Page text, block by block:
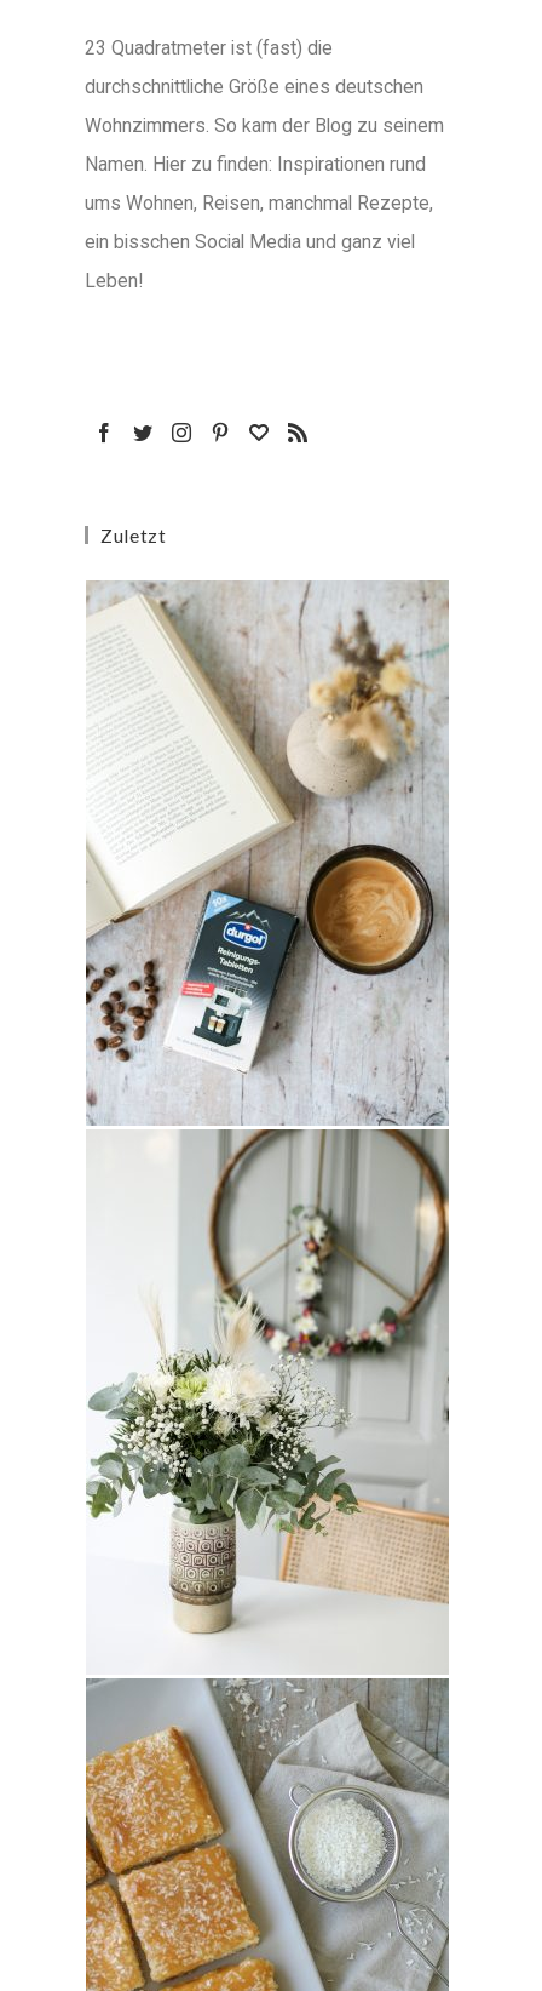
23 Quadratmeter ist (fast) die
durchschnittliche Größe eines deutschen
Wohnzimmers. So kam der Blog zu seinem
Namen. Hier zu finden: Inspirationen rund
ums Wohnen, Reisen, manchmal Rezepte,
ein bisschen Social Media und ganz viel
Leben!
Zuletzt